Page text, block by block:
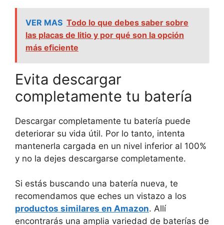
VER MAS Todo lo que debes saber sobre
las placas de litio y por qué son la opción
más eficiente
Evita descargar
completamente tu batería
Descargar completamente tu batería puede
deteriorar su vida útil. Por lo tanto, intenta
mantenerla cargada en un nivel inferior al 100%
y no la dejes descargarse completamente.
Si estás buscando una batería nueva, te
recomendamos que eches un vistazo a los
productos similares en Amazon. Allí
encontrarás una amplia variedad de baterías de